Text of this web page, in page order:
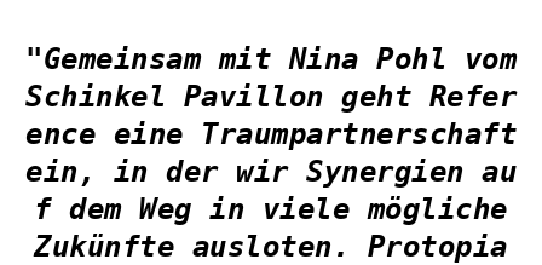
"Gemeinsam mit Nina Pohl vom
Schinkel Pavillon geht Refer
ence eine Traumpartnerschaft
ein, in der wir Synergien au
f dem Weg in viele mögliche
Zukünfte ausloten. Protopia